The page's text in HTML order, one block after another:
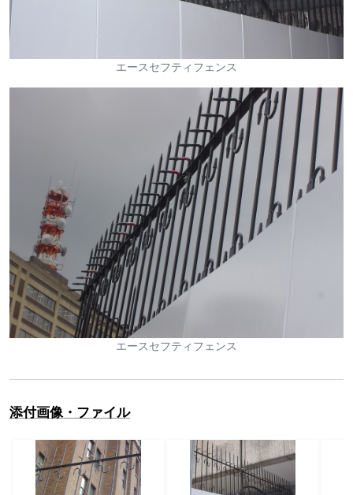
エースセフティフェンス
エースセフティフェンス
添付画像・ファイル